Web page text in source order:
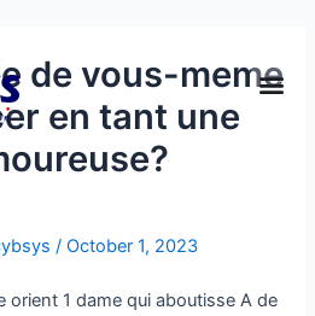
de vous-meme
en tant une
/October 1, 2023
orient 1 dame qui aboutisse A de